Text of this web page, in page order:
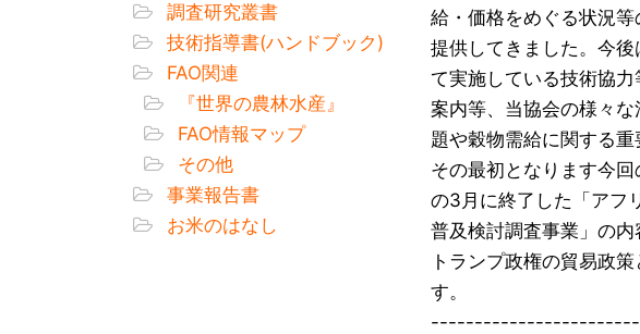
調査研究叢書
技術指導書(ハンドブック)
FAO関連
『世界の農林水産』
FAO情報マップ
その他
事業報告書
お米のはなし
給・価格をめぐる状況
提供してきました。今
て実施している技術協
案内等、当協会の様々
題や穀物需給に関する重
その最初となります今
の3月に終了した「アフ
普及検討調査事業」の
トランプ政権の貿易政
す。